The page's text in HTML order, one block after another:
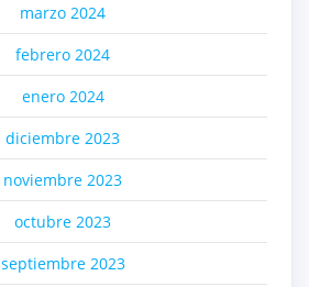
marzo 2024
febrero 2024
enero 2024
diciembre 2023
noviembre 2023
octubre 2023
septiembre 2023